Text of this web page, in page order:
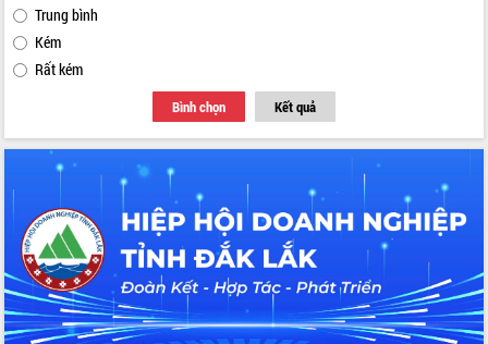
Trung bình
Kém
Rất kém
Bình chọn Kết quả